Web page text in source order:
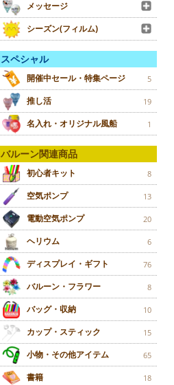
メッセージ
シーズン(フィルム)
スペシャル
開催中セール・特集ページ 5
推し活 19
名入れ・オリジナル風船 1
バルーン関連商品
初心者キット 8
空気ポンプ 13
電動空気ポンプ 20
ヘリウム 6
ディスプレイ・ギフト 76
バルーン・フラワー 8
バッグ・収納 10
カップ・スティック 15
小物・その他アイテム 65
書籍 18